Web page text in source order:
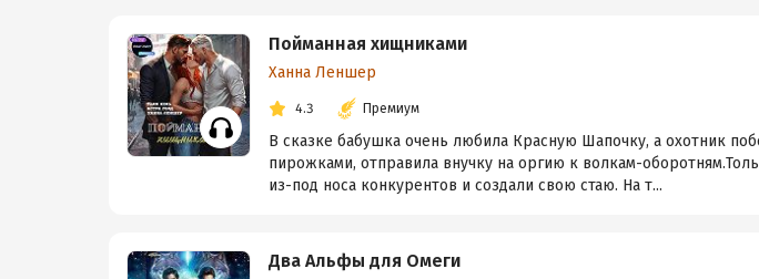
Пойманная хищниками
Ханна Леншер
4.3 Премиум
В сказке бабушка очень любила Красную Шапочку, а охотник
пирожками, отправила внучку на оргию к волкам-
из-под носа конкурентов и создали свою стаю. На т...
Два Альфы для Омеги